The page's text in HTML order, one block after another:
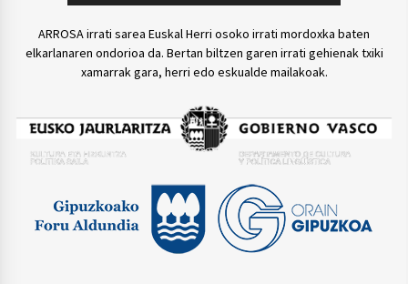
ARROSA irrati sarea Euskal Herri osoko irrati mordoxka baten
elkarlanaren ondorioa da. Bertan biltzen garen irrati gehienak txiki
xamarrak gara, herri edo eskualde mailakoak.